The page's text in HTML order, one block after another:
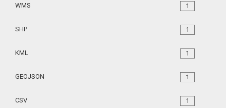
1
WMS
1
SHP
1
KML
1
GEOJSON
1
CSV